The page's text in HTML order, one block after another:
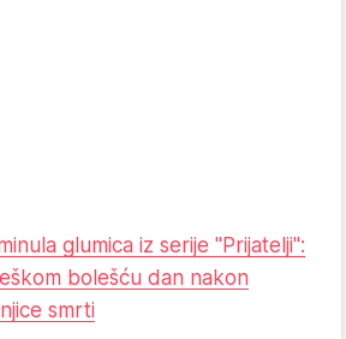
glumica iz serije "Prijatelji":
bolešću dan nakon
smrti